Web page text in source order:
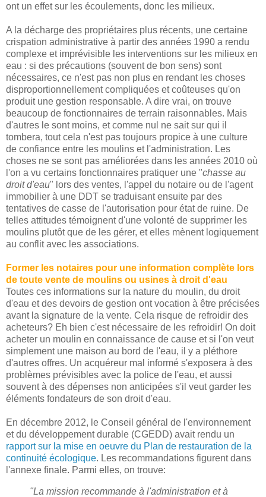
ont un effet sur les écoulements, donc les milieux.
A la décharge des propriétaires plus récents, une certaine
crispation administrative à partir des années 1990 a rendu
complexe et imprévisible les interventions sur les milieux en
eau : si des précautions (souvent de bon sens) sont
nécessaires, ce n'est pas non plus en rendant les choses
disproportionnellement compliquées et coûteuses qu'on
produit une gestion responsable. A dire vrai, on trouve
beaucoup de fonctionnaires de terrain raisonnables. Mais
d'autres le sont moins, et comme nul ne sait sur qui il
tombera, tout cela n'est pas toujours propice à une culture
de confiance entre les moulins et l'administration. Les
choses ne se sont pas améliorées dans les années 2010 où
l'on a vu certains fonctionnaires pratiquer une "chasse au
droit d'eau" lors des ventes, l'appel du notaire ou de l'agent
immobilier à une DDT se traduisant ensuite par des
tentatives de casse de l'autorisation pour état de ruine. De
telles attitudes témoignent d'une volonté de supprimer les
moulins plutôt que de les gérer, et elles mènent logiquement
au conflit avec les associations.
Former les notaires pour une information complète lors
de toute vente de moulins ou usines à droit d'eau
Toutes ces informations sur la nature du moulin, du droit
d'eau et des devoirs de gestion ont vocation à être précisées
avant la signature de la vente. Cela risque de refroidir des
acheteurs? Eh bien c'est nécessaire de les refroidir! On doit
acheter un moulin en connaissance de cause et si l'on veut
simplement une maison au bord de l'eau, il y a pléthore
d'autres offres. Un acquéreur mal informé s'exposera à des
problèmes prévisibles avec la police de l'eau, et aussi
souvent à des dépenses non anticipées s'il veut garder les
éléments fondateurs de son droit d'eau.
En décembre 2012, le Conseil général de l'environnement
et du développement durable (CGEDD) avait rendu un
rapport sur la mise en oeuvre du Plan de restauration de la
continuité écologique. Les recommandations figurent dans
l'annexe finale. Parmi elles, on trouve:
"La mission recommande à l'administration et à